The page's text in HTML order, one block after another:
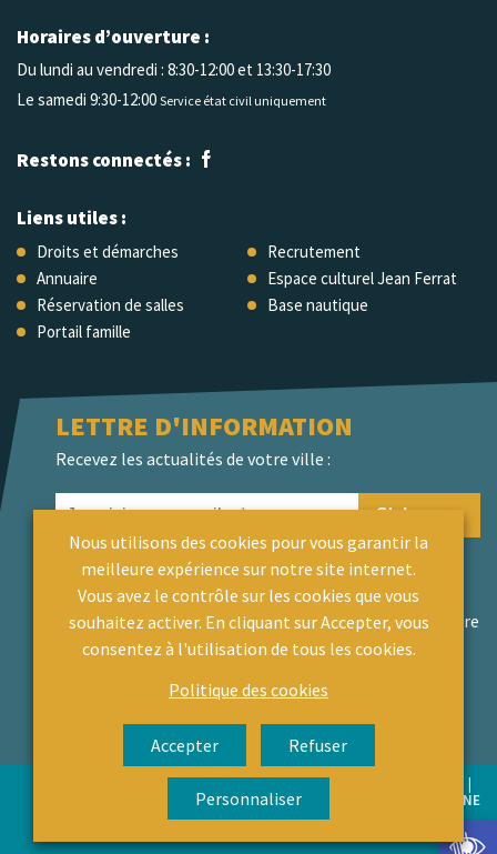
Horaires d’ouverture :
Du lundi au vendredi : 8:30-12:00 et 13:30-17:30
Le samedi 9:30-12:00 Service état civil uniquement
Restons connectés :
Liens utiles :
Droits et démarches
Annuaire
Réservation de salles
Portail famille
Recrutement
Espace culturel Jean Ferrat
Base nautique
LETTRE D'INFORMATION
Recevez les actualités de votre ville :
En validant votre inscription, vous acceptez que la
ville de Le Palais-sur-Vienne mémorise et utilise
votre adresse email dans le but de vous envoyer notre
lettre d’informations. Si vous souhaitez vous
données, veuillez consulter notre
confidentialité.
Données personnelles & cookies
© VILLE LE PALAIS-SUR-VIENNE
Nous utilisons des cookies pour vous garantir la
meilleure expérience sur notre site internet.
Vous avez le contrôle sur les cookies que vous
souhaitez activer. En cliquant sur Accepter, vous
consentez à l'utilisation de tous les cookies.
Politique des cookies
Accepter Refuser
Personnaliser